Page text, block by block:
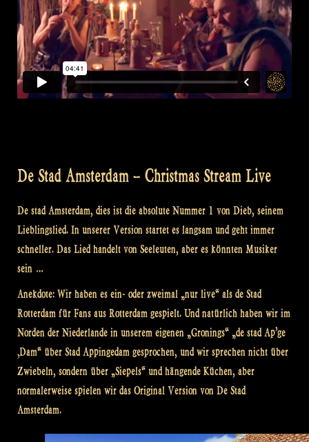
De Stad Amsterdam – Christmas Stream Live
De stad Amsterdam, dies ist die absolute Nummer 1 von Dieb, seinem
Lieblingslied. In unserer Version startet es langsam und geht immer
schneller. Das Lied handelt von Seeleuten, aber es könnten Musiker
sein …
Anekdote: Wir haben es ein- oder zweimal „nur live“ als de Stad
Rotterdam für Fans aus Rotterdam gespielt. Und natürlich haben wir im
Norden der Niederlande in unserem eigenen „Gronings“ „de stad Ap’ge
‚Dam“ über Stad Appingedam gesprochen, und wir sprechen nicht über
Zwiebeln, sondern über „Siepels“ und hängende Küchen, aber
normalerweise spielen wir das Original Version von De Stad
Amsterdam.